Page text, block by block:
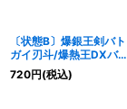
〔状態B〕爆銀王剣バト
ガイ刃斗/爆熱王DXバト
ガイ銀河【VIC】
{22BD1BE9b/BE10/BE
720円(税込)